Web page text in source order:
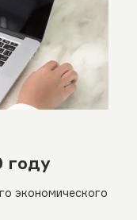
году
экономического